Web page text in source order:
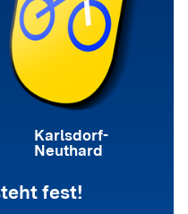
Karlsdorf-
Neuthard
fest!